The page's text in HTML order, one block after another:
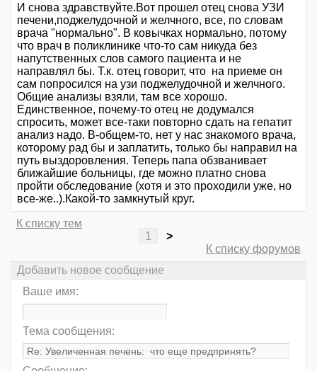
И снова здравствуйте.Вот прошел отец снова УЗИ
печени,поджелудочной и желчного, все, по словам
врача "нормально". В ковычках нормально, потому
что врач в поликлинике что-то сам никуда без
напутственных слов самого пациента и не
направлял бы. Т.к. отец говорит, что на приеме он
сам попросился на узи поджелудочной и желчного.
Общие анализы взяли, там все хорошо.
Единственное, почему-то отец не додумался
спросить, может все-таки повторно сдать на гепатит
анализ надо. В-общем-то, нет у нас знакомого врача,
которому рад бы и заплатить, только бы направил на
путь выздоровления. Теперь папа обзванивает
ближайшие больницы, где можно платно снова
пройти обследование (хотя и это проходили уже, но
все-же..).Какой-то замкнутый круг.
К списку тем
1
>
К списку форумов
Добавить новое сообщение
Ваше имя:
Тема сообщения: